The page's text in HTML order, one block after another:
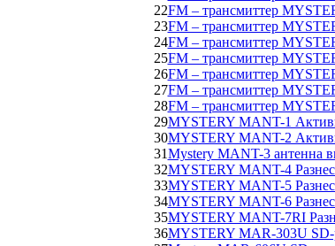
22FM – трансмиттер
23FM – трансмиттер
24FM – трансмиттер
25FM – трансмиттер
26FM – трансмиттер
27FM – трансмиттер
28FM – трансмиттер
29MYSTERY MANT-1
30MYSTERY MANT-2
31Mystery MANT-3 антенна
32MYSTERY MANT-4
33MYSTERY MANT-5
34MYSTERY MANT-6
35MYSTERY MANT-7RI
36MYSTERY MAR-303U SD-